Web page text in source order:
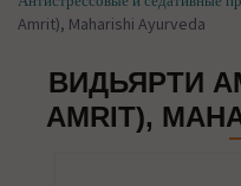
Amrit), Maharishi Ayurveda
ВИДЬЯРТИ
AMRIT),